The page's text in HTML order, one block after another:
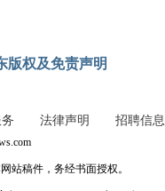
版权及免责声明
法律声明 招聘信息
站稿件，务经书面授权。